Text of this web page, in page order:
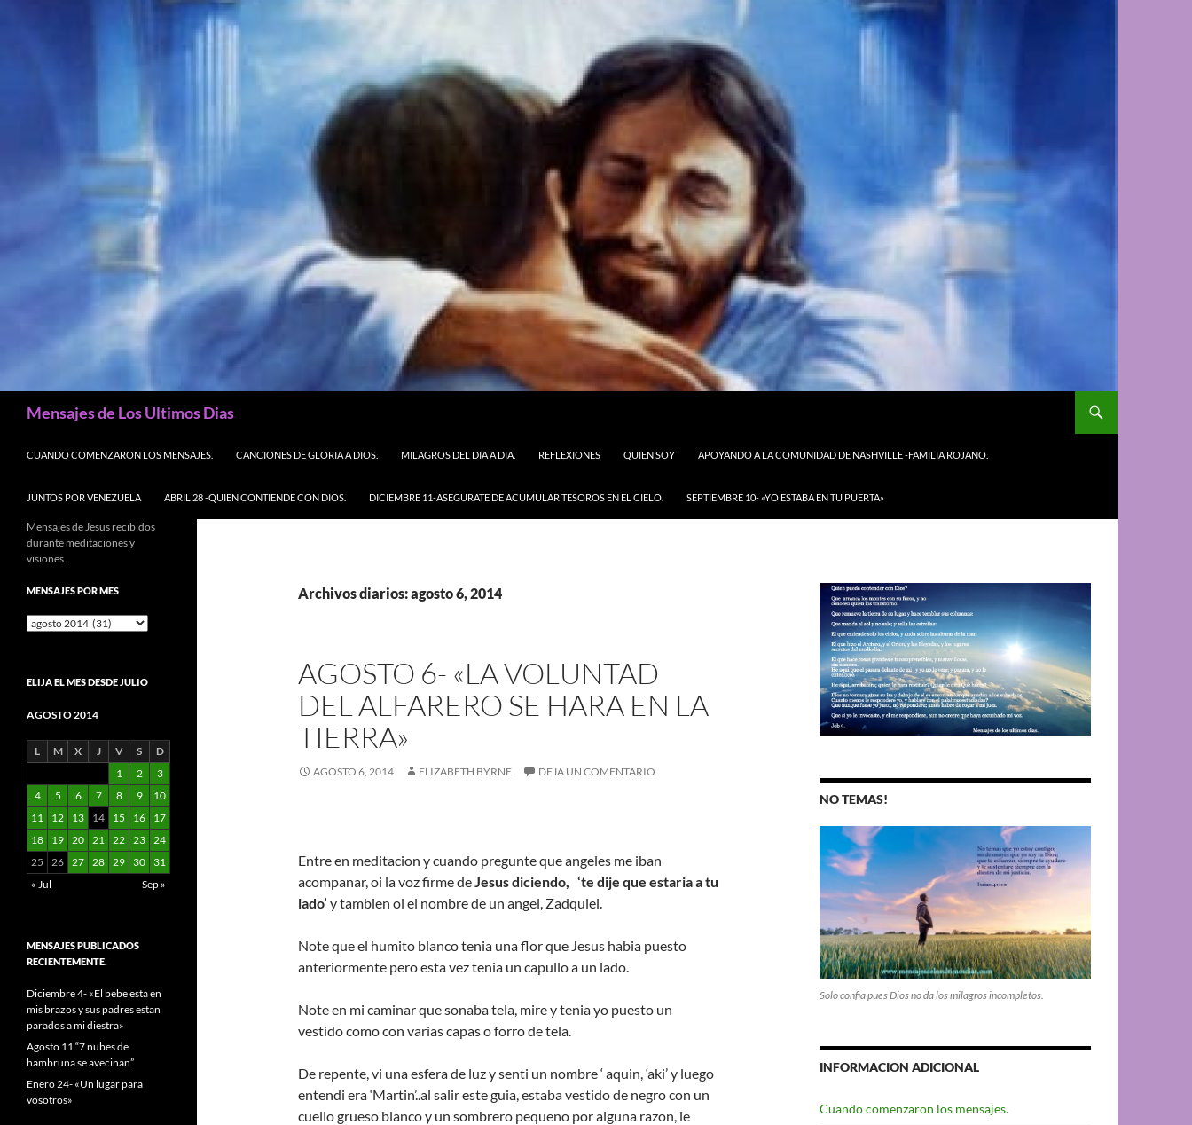
Mensajes de Los Ultimos Dias
CUANDO COMENZARON LOS MENSAJES.
CANCIONES DE GLORIA A DIOS. MILAGROS DEL DIA A DIA. REFLEXIONES QUIEN SOY APOYANDO A LA COMUNIDAD DE NASHVILLE -FAMILIA ROJANO.
JUNTOS POR VENEZUELA ABRIL 28 -QUIEN CONTIENDE CON DIOS. DICIEMBRE 11-ASEGURATE DE ACUMULAR TESOROS EN EL CIELO. SEPTIEMBRE 10- «YO ESTABA EN TU PUERTA»
Archivos diarios: agosto 6, 2014
AGOSTO 6- «LA VOLUNTAD
DEL ALFARERO SE HARA EN LA
TIERRA»
AGOSTO 6, 2014 ELIZABETH BYRNE DEJA UN COMENTARIO
Entre en meditacion y cuando pregunte que angeles me iban
acompanar, oi la voz firme deJesus diciendo, ‘te dije que estaria a tu
lado’ y tambien oi el nombre de un angel, Zadquiel.
Note que el humito blanco tenia una flor que Jesus habia puesto
anteriormente pero esta vez tenia un capullo a un lado.
Note en mi caminar que sonaba tela, mire y tenia yo puesto un
vestido como con varias capas o forro de tela.
De repente, vi una esfera de luz y senti un nombre ‘ aquin, ‘aki’ y luego
entendi era ‘Martin’..al salir este guia, estaba vestido de negro con un
cuello grueso blanco y un sombrero pequeno por alguna razon, le
NO TEMAS!
Solo confia pues Dios no da los milagros incompletos.
INFORMACION ADICIONAL
Cuando comenzaron los mensajes.
Mensajes de Jesus recibidos
durante meditaciones y
visiones.
MENSAJES POR MES
Mensajes
ELIJA EL MES DESDE JULIO
AGOSTO 2014
L M X J V S
D
1
2
3
4
5 6 7 8 9
10
11
12 13 14 15 16
17
18
19 20 21 22 23 24
25
26 27 28 29 30
31
« Jul
Sep »
MENSAJES PUBLICADOS
RECIENTEMENTE.
Diciembre 4- «El bebe esta en
mis brazos y sus padres estan
parados a mi diestra»
Agosto 11 “7 nubes de
hambruna se avecinan”
Enero 24- «Un lugar para
vosotros»